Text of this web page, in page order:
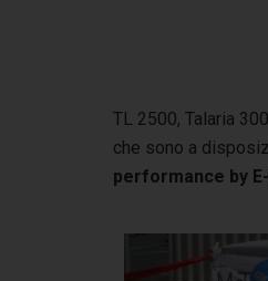
TL 2500, Talaria
che sono a
performance by